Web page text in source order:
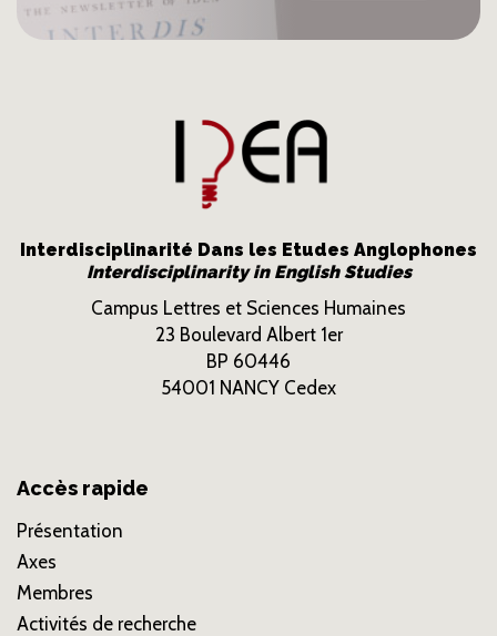
Interdisciplinarité Dans les Etudes Anglophones
Interdisciplinarity in English Studies
Campus Lettres et Sciences Humaines
23 Boulevard Albert 1er
BP 60446
54001 NANCY Cedex
Accès rapide
Présentation
Axes
Membres
Activités de recherche